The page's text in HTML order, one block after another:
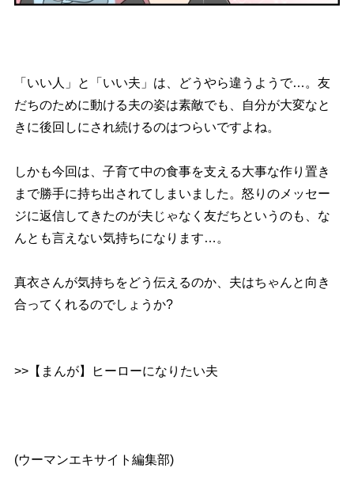
「いい人」と「いい夫」は、どうやら違うようで…。友
だちのために動ける夫の姿は素敵でも、自分が大変なと
きに後回しにされ続けるのはつらいですよね。
しかも今回は、子育て中の食事を支える大事な作り置き
まで勝手に持ち出されてしまいました。怒りのメッセー
ジに返信してきたのが夫じゃなく友だちというのも、な
んとも言えない気持ちになります…。
真衣さんが気持ちをどう伝えるのか、夫はちゃんと向き
合ってくれるのでしょうか?
>>【まんが】ヒーローになりたい夫
(ウーマンエキサイト編集部)